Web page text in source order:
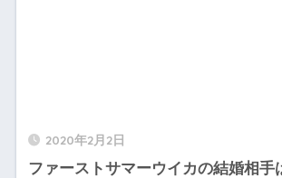
2020年2月2日
ファーストサマーウイカの結婚相手